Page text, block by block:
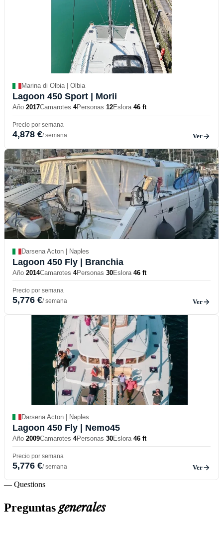
Marina di Olbia | Olbia
Lagoon 450 Sport | Morii
Año 2017Camarotes 4Personas 12Eslora 46 ft
Precio por semana
4,878 €/ semana Ver
Darsena Acton | Naples
Lagoon 450 Fly | Branchia
Año 2014Camarotes 4Personas 30Eslora 46 ft
Precio por semana
5,776 €/ semana Ver
Darsena Acton | Naples
Lagoon 450 Fly | Nemo45
Año 2009Camarotes 4Personas 30Eslora 46 ft
Precio por semana
5,776 €/ semana Ver
— Questions
Preguntasgenerales